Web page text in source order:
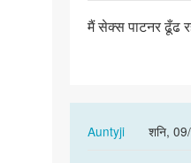
मैं
हूँ
मैं सेक्स पाटनर ढूँढ
Auntyji
शनि,
In